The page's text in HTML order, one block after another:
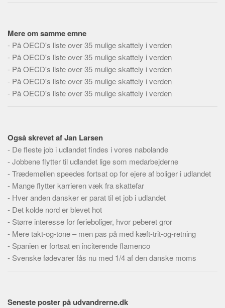
Aspekter
Køb og salg
Økonomi
Jura og regler
Praktisk
Alle
Meta
Dokumenttyper
Emner
Skribenter
Personer
Steder
Webstedet
Mere om samme emne
- På OECD's liste over 35 mulige skattely i verden
- På OECD's liste over 35 mulige skattely i verden
- På OECD's liste over 35 mulige skattely i verden
- På OECD's liste over 35 mulige skattely i verden
- På OECD's liste over 35 mulige skattely i verden
Også skrevet af Jan Larsen
- De fleste job i udlandet findes i vores nabolande
-Jobbene flytter til udlandet lige som medarbejderne
-Trædemøllen speedes fortsat op for ejere af boliger i udlandet
- Mange flytter karrieren væk fra skattefar
- Hver anden dansker er parat til et job i udlandet
- Det kolde nord er blevet hot
- Større interesse for ferieboliger, hvor peberet gror
- Mere takt-og-tone – men pas på med kæft-trit-og-retning
- Spanien er fortsat en inciterende flamenco
- Svenske fødevarer fås nu med 1/4 af den danske moms
Seneste poster på udvandrerne.dk